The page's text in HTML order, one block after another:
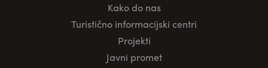
Kako do nas
Turistično informacijski centri
Projekti
Javni promet